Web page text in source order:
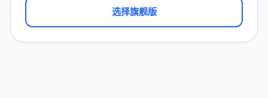
选择旗舰版